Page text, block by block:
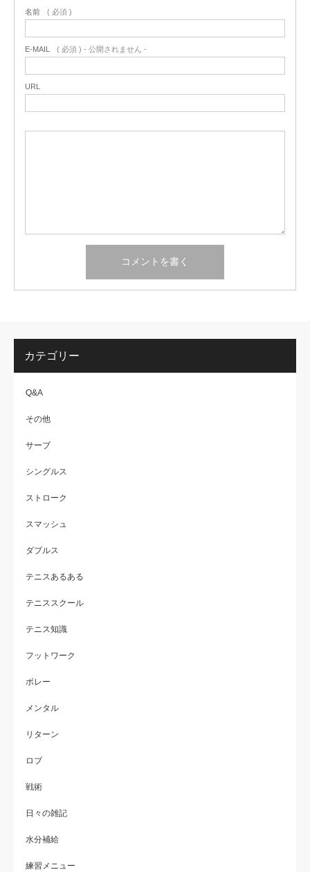
名前 ( 必須 )
E-MAIL ( 必須 ) - 公開されません -
URL
カテゴリー
Q&A
その他
サーブ
シングルス
ストローク
スマッシュ
ダブルス
テニスあるある
テニススクール
テニス知識
フットワーク
ボレー
メンタル
リターン
ロブ
戦術
日々の雑記
水分補給
練習メニュー